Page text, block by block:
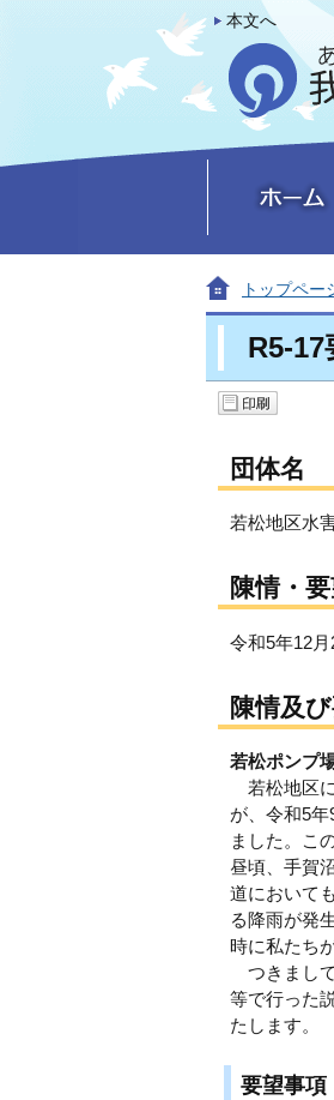
本文へ
トップペー
R5-17
団体名
若松地区水
陳情・
令和5年12月
陳情及
若松ポンプ
若松地区
が、令和5
ました。こ
昼頃、手賀
道において
る降雨が発
時に私たち
つきまし
等で行った
たします。
要望事項